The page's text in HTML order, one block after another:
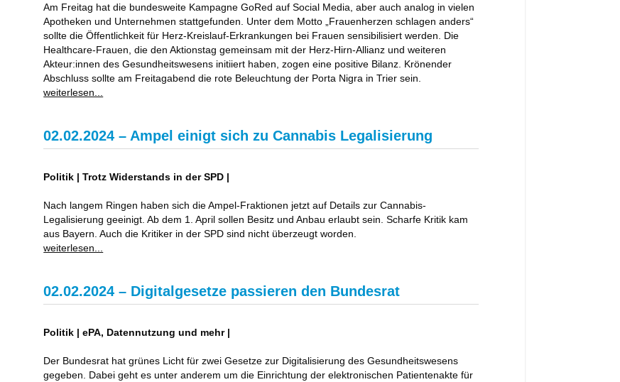
Am Freitag hat die bundesweite Kampagne GoRed auf Social Media, aber auch analog in vielen
Apotheken und Unternehmen stattgefunden. Unter dem Motto „Frauenherzen schlagen anders“
sollte die Öffentlichkeit für Herz-Kreislauf-Erkrankungen bei Frauen sensibilisiert werden. Die
Healthcare-Frauen, die den Aktionstag gemeinsam mit der Herz-Hirn-Allianz und weiteren
Akteur:innen des Gesundheitswesens initiiert haben, zogen eine positive Bilanz. Krönender
Abschluss sollte am Freitagabend die rote Beleuchtung der Porta Nigra in Trier sein.
weiterlesen...
02.02.2024 – Ampel einigt sich zu Cannabis Legalisierung
Politik | Trotz Widerstands in der SPD |
Nach langem Ringen haben sich die Ampel-Fraktionen jetzt auf Details zur Cannabis-
Legalisierung geeinigt. Ab dem 1. April sollen Besitz und Anbau erlaubt sein. Scharfe Kritik kam
aus Bayern. Auch die Kritiker in der SPD sind nicht überzeugt worden.
weiterlesen...
02.02.2024 – Digitalgesetze passieren den Bundesrat
Politik | ePA, Datennutzung und mehr |
Der Bundesrat hat grünes Licht für zwei Gesetze zur Digitalisierung des Gesundheitswesens
gegeben. Dabei geht es unter anderem um die Einrichtung der elektronischen Patientenakte für